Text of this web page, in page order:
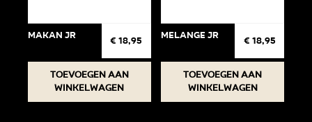
Makan jr € 18,95
Toevoegen aan
winkelwagen
Melange jr € 18,95
Toevoegen aan
winkelwagen